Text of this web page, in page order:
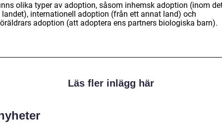
olika typer av adoption, såsom inhemsk adoption (inom
landet), internationell adoption (från ett annat land) och
adoption (att adoptera ens partners biologiska barn).
Läs fler inlägg här